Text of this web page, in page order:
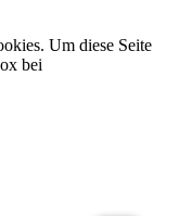
Um diese Seite
bei